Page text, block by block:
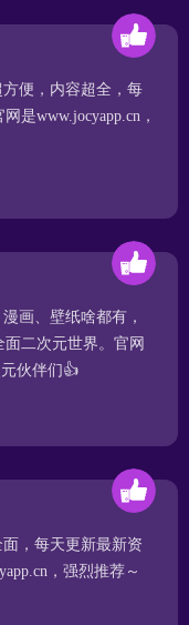
便，内容超全，每
是www.jocyapp.cn，
画、壁纸啥都有，
二次元世界。官网
伙伴们👍
，每天更新最新资
，强烈推荐～